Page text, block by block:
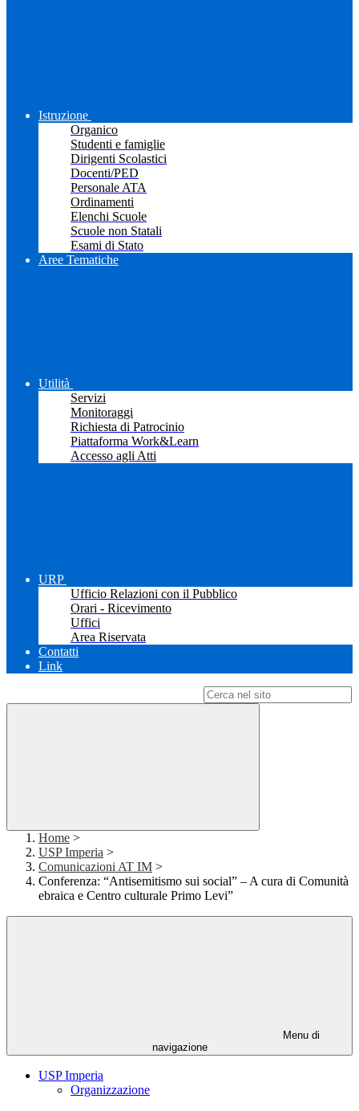
Istruzione
Organico
Studenti e famiglie
Dirigenti Scolastici
Docenti/PED
Personale ATA
Ordinamenti
Elenchi Scuole
Scuole non Statali
Esami di Stato
Aree Tematiche
Utilità
Servizi
Monitoraggi
Richiesta di Patrocinio
Piattaforma Work&Learn
Accesso agli Atti
URP
Ufficio Relazioni con il Pubblico
Orari - Ricevimento
Uffici
Area Riservata
Contatti
Link
Home >
USP Imperia >
Comunicazioni AT IM >
Conferenza: “Antisemitismo sui social” – A cura di Comunità
ebraica e Centro culturale Primo Levi”
Menu di
navigazione
USP Imperia
Organizzazione